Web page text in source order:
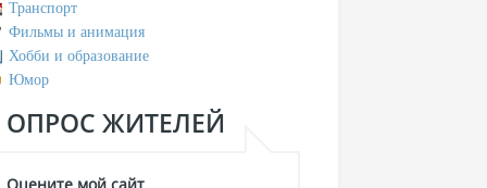
Транспорт
Фильмы и анимация
Хобби и образование
Юмор
ОПРОС ЖИТЕЛЕЙ